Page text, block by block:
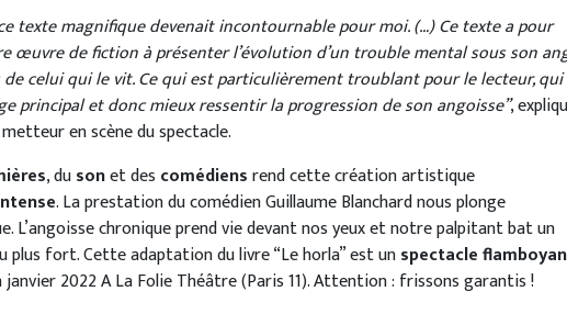
texte magnifique devenait incontournable pour moi. (…) Ce texte a pour
œuvre de fiction à présenter l’évolution d’un trouble mental sous son
de celui qui le vit. Ce qui est particulièrement troublant pour le lecteur, qui
principal et donc mieux ressentir la progression de son angoisse”,
en scène du spectacle.
, dusonet des comédiensrend cette création artistique
. La prestation du comédien Guillaume Blanchard nous plonge
L’angoisse chronique prend vie devant nos yeux et notre palpitant bat un
plus fort. Cette adaptation du livre “Le horla” est unspectacle
janvier 2022 A La Folie Théâtre (Paris 11). Attention : frissons garantis !